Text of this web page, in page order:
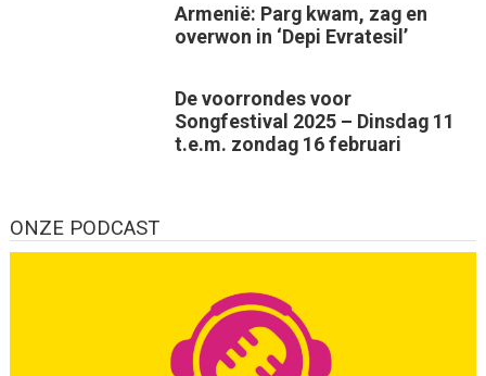
Armenië: Parg kwam, zag en
overwon in ‘Depi Evratesil’
De voorrondes voor
Songfestival 2025 – Dinsdag 11
t.e.m. zondag 16 februari
ONZE PODCAST